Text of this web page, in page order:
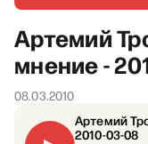
Артемий
мнение -
08.03.2010
Артемий
2010-03-08